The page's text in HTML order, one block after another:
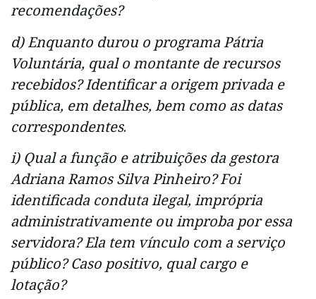
recomendações?
d) Enquanto durou o programa Pátria
Voluntária, qual o montante de recursos
recebidos? Identificar a origem privada e
pública, em detalhes, bem como as datas
correspondentes.
i) Qual a função e atribuições da gestora
Adriana Ramos Silva Pinheiro? Foi
identificada conduta ilegal, imprópria
administrativamente ou improba por essa
servidora? Ela tem vínculo com a serviço
público? Caso positivo, qual cargo e
lotação?